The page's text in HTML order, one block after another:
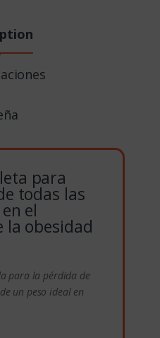
para
todas las
el
obesidad
para la pérdida de
un peso ideal en